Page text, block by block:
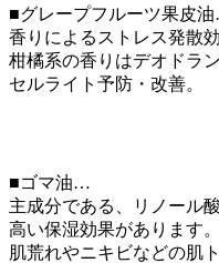
■グレープフルーツ果皮
香りによるストレス発散効
柑橘系の香りはデオドラ
セルライト予防・改善。
■ゴマ油…
主成分である、リノール酸
高い保湿効果があります。
肌荒れやニキビなどの肌